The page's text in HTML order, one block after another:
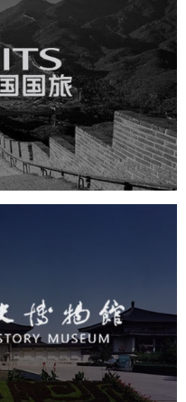
旅
网站建设
馆
博物馆网站建设
设